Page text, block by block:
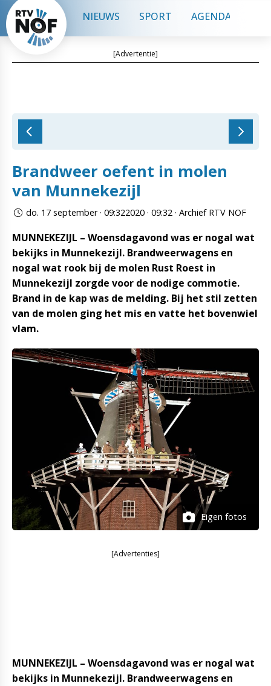
NIEUWS SPORT AGENDA
[Advertentie]
Brandweer oefent in molen
van Munnekezijl
do. 17 september · 09:322020 · 09:32 · Archief RTV NOF
MUNNEKEZIJL – Woensdagavond was er nogal wat
bekijks in Munnekezijl. Brandweerwagens en
nogal wat rook bij de molen Rust Roest in
Munnekezijl zorgde voor de nodige commotie.
Brand in de kap was de melding. Bij het stil zetten
van de molen ging het mis en vatte het bovenwiel
vlam.
Eigen fotos
[Advertenties]
MUNNEKEZIJL – Woensdagavond was er nogal wat
bekijks in Munnekezijl. Brandweerwagens en